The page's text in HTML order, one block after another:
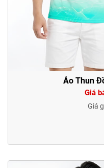
Áo Thun
Giá
Giá